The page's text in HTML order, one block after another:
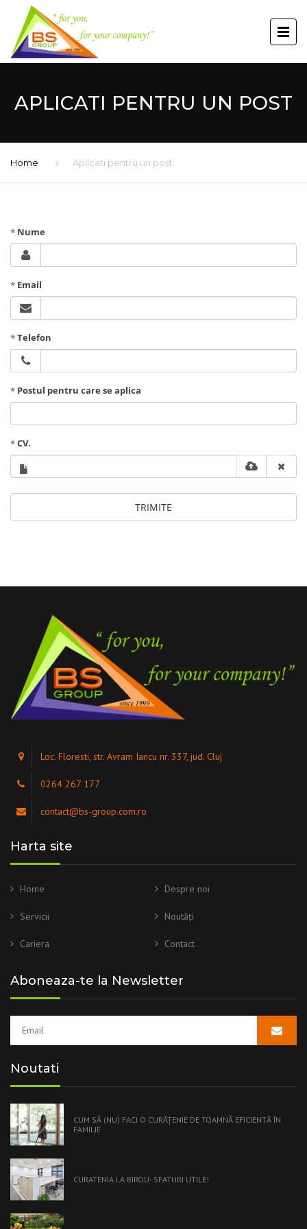
APLICATI PENTRU UN POST
Home Aplicati pentru un post
Nume
Email
Telefon
Postul pentru care se aplica
CV.
TRIMITE
Loc. Floresti, str. Avram Iancu nr. 337, jud. Cluj
0264 267 177
contact@bs-group.com.ro
Harta site
Home Despre noi
Servicii Noutăți
Cariera Contact
Aboneaza-te la Newsletter
Noutati
CUM SĂ (NU) FACI O CURĂŢENIE DE TOAMNĂ EFICIENTĂ ÎN
FAMILIE
CURATENIA LA BIROU- SFATURI UTILE!